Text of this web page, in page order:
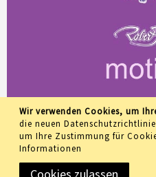
Wir verwenden Cookies, um
die neuen
um Ihre Zustimmung für
Informationen